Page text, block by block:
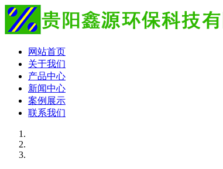
网站首页
关于我们
产品中心
新闻中心
案例展示
联系我们